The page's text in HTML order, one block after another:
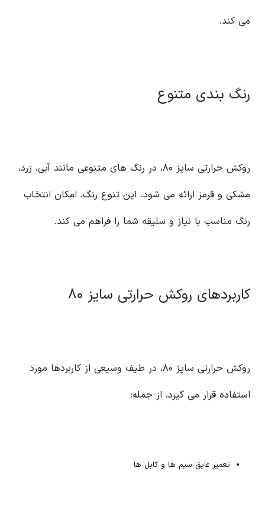
می کند.
رنگ بندی متنوع
روکش حرارتی سایز ۸۰، در رنگ های متنوعی مانند آبی، زرد،
مشکی و قرمز ارائه می شود. این تنوع رنگ، امکان انتخاب
رنگ مناسب با نیاز و سلیقه شما را فراهم می کند.
کاربردهای روکش حرارتی سایز ۸۰
روکش حرارتی سایز ۸۰، در طیف وسیعی از کاربردها مورد
استفاده قرار می گیرد، از جمله:
تعمیر عایق سیم ها و کابل ها